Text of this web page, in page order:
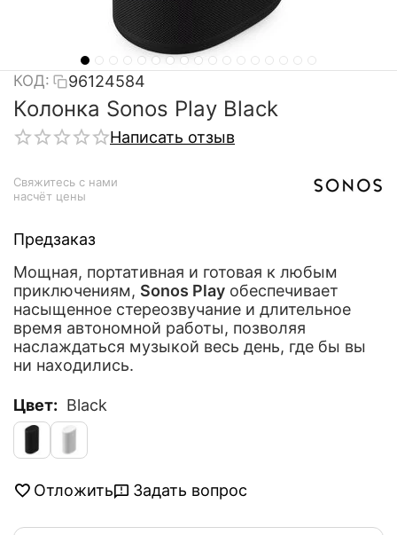
КОД: 96124584
Колонка Sonos Play Black
Написать отзыв
Свяжитесь с нами
насчёт цены
Предзаказ
Мощная, портативная и готовая к любым
приключениям, Sonos Play обеспечивает
насыщенное стереозвучание и длительное
время автономной работы, позволяя
наслаждаться музыкой весь день, где бы вы
ни находились.
Цвет: Black
Отложить Задать вопрос